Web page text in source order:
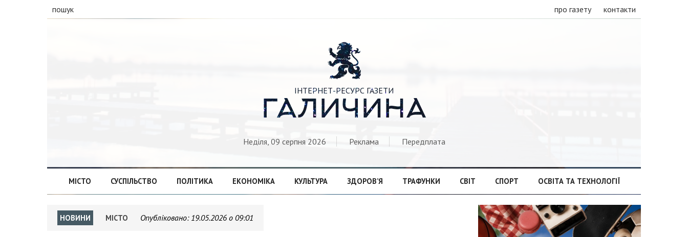
пошук про газету контакти

ІНТЕРНЕТ-РЕСУРС ГАЗЕТИ
ГАЛИЧИНА
Неділя, 09 серпня 2026 Реклама Передплата
МІСТО СУСПІЛЬСТВО ПОЛІТИКА ЕКОНОМІКА КУЛЬТУРА ЗДОРОВ’Я ТРАФУНКИ СВІТ СПОРТ ОСВІТА ТА ТЕХНОЛОГІЇ
НОВИНИ МІСТО Опубліковано: 19.05.2026 о 09:01